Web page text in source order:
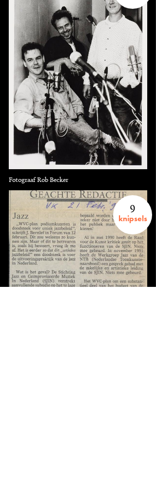
Fotograaf Rob Becker
9
knipsels